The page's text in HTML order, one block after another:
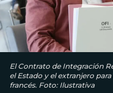
El Contrato de Integración
el Estado y el extranjero
francés. Foto: Ilustrativa